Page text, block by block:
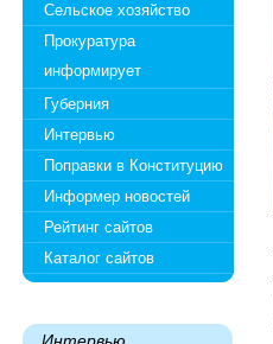
Сельское хозяйство
Прокуратура
информирует
Губерния
Интервью
Поправки в Конституцию
Информер новостей
Рейтинг сайтов
Каталог сайтов